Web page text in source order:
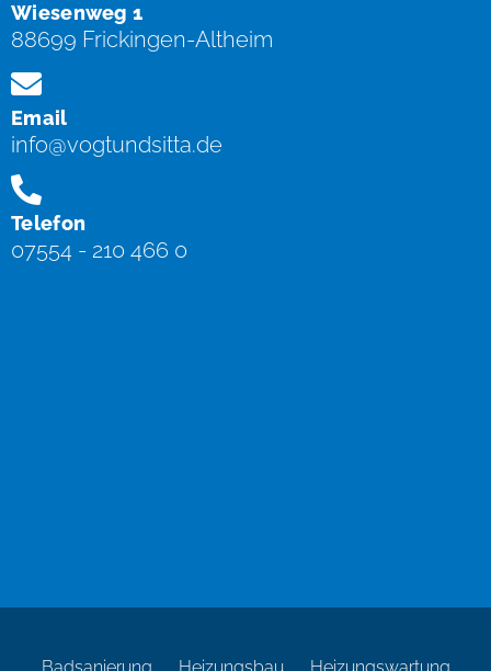
Wiesenweg 1
88699 Frickingen-Altheim
Email
info@vogtundsitta.de
Telefon
07554 - 210 466 0